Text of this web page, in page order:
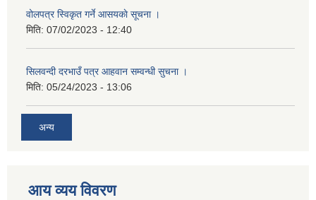
वोलपत्र स्विकृत गर्ने आसयकाे सूचना ।
मिति: 07/02/2023 - 12:40
सिलवन्दी दरभाउँ पत्र आहवान सम्वन्धी सुचना ।
मिति: 05/24/2023 - 13:06
अन्य
आय व्यय विवरण